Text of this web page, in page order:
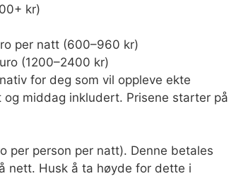
kr)
per natt (600–960 kr)
(1200–2400 kr)
for deg som vil oppleve ekte
middag inkludert. Prisene starter på
per person per natt). Denne betales
nett. Husk å ta høyde for dette i